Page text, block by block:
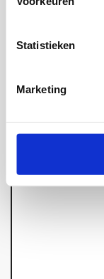
Statistieken
Marketing
Bericht